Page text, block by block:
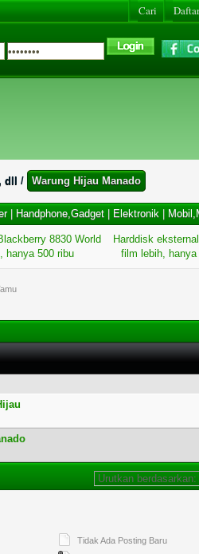
Cari
dll / Warung Hijau Manado
| Handphone,Gadget| Elektronik|
8830 World
hanya 500 ribu
Harddisk
film lebih, hanya
dari 5 secara Rata-rata
123
5 secara Rata-rata
1234
Tidak Ada Posting Baru